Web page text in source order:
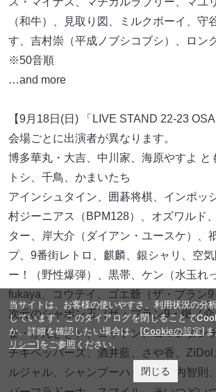
ジャル、ジュースごくごく倶楽部、ジュ
ろがりず、滝音、ダブルヒガシ、男性ブ
ートプラネット、ななまがり、ニューヨ
ズ、NON STYLE、パーティーパーティ
プラン９）、ビスケットブラザーズ、ヒ
ス・マイナス、マヂカルラブリー、マユ
（和牛）、見取り図、ミルクボーイ、守
す、吉村崇（平成ノブシコブシ）、ロン
※50音順
…and more
【9月18日(日) 「LIVE STAND 22-23
会場ごとに出演者が異なります。
博多華丸・大吉、中川家、海原やすよ
トシ、千鳥、かまいたち
アインシュタイン、囲碁将棋、インポッ
村ジーニアス（BPM128）、オズワルド
ター、岸大介（ダイアン・ユースケ）、
プ、9番街レトロ、麒麟、銀シャリ、空
当サイトは、お客様の使いやすさ、利用状況の分
しています。このダイアログを閉じることで
か、詳細を確認したい場合は、[Cookieの設定]
リシー]をご参照ください。
閉じる